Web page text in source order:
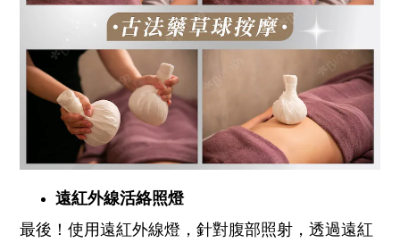
遠紅外線活絡照燈
最後！使用遠紅外線燈，針對腹部照射，透過遠紅